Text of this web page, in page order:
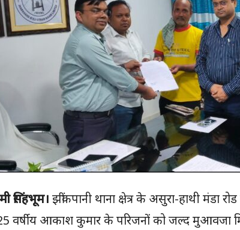
सिंहभूम। झींकपानी थाना क्षेत्र के असुरा-हाथी मंडा
वर्षीय आकाश कुमार के परिजनों को जल्द मुआवजा